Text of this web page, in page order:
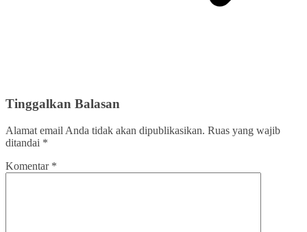
Tinggalkan Balasan
Alamat email Anda tidak akan dipublikasikan. Ruas yang wajib
ditandai *
Komentar *